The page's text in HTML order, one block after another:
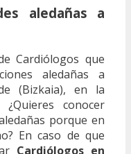
aledañas a
Cardiólogos que
aledañas a
(Bizkaia), en la
conocer
porque en
En caso de que
Cardiólogos en